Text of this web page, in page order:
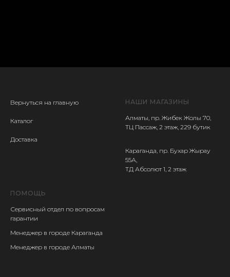
Вернуться на главную
Каталог
Доставка
НАШИ МАГАЗИНЫ
Алматы, пр. Жибек Жолы 70,
ТЦ Пассаж, 2 этаж, 229 бутик
Караганда, пр. Бухар Жырау
55А,
ТД Абсолют 1, 2 этаж
ПОМОЩЬ
Сервисный отдел по вопросам
гарантии
Менеджер в городе Караганда
Менеджер в городе Алматы